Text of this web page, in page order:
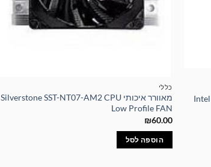
כללי
מאוורר איכותי Silverstone SST-NT07-AM2 CPU
Low Profile FAN
₪60.00
הוספה לסל